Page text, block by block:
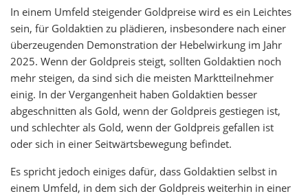
In einem Umfeld steigender Goldpreise wird es ein Leichtes
sein, für Goldaktien zu plädieren, insbesondere nach einer
überzeugenden Demonstration der Hebelwirkung im Jahr
2025. Wenn der Goldpreis steigt, sollten Goldaktien noch
mehr steigen, da sind sich die meisten Marktteilnehmer
einig. In der Vergangenheit haben Goldaktien besser
abgeschnitten als Gold, wenn der Goldpreis gestiegen ist,
und schlechter als Gold, wenn der Goldpreis gefallen ist
oder sich in einer Seitwärtsbewegung befindet.
Es spricht jedoch einiges dafür, dass Goldaktien selbst in
einem Umfeld, in dem sich der Goldpreis weiterhin in einer